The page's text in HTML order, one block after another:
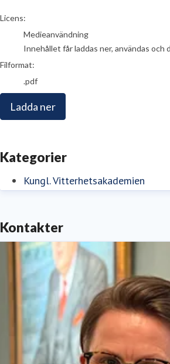
go to media item
Licens:
Medieanvändning
Innehållet får laddas ner, användas
Filformat:
.pdf
Ladda ner
Kategorier
Kungl. Vitterhetsakademien
Kontakter